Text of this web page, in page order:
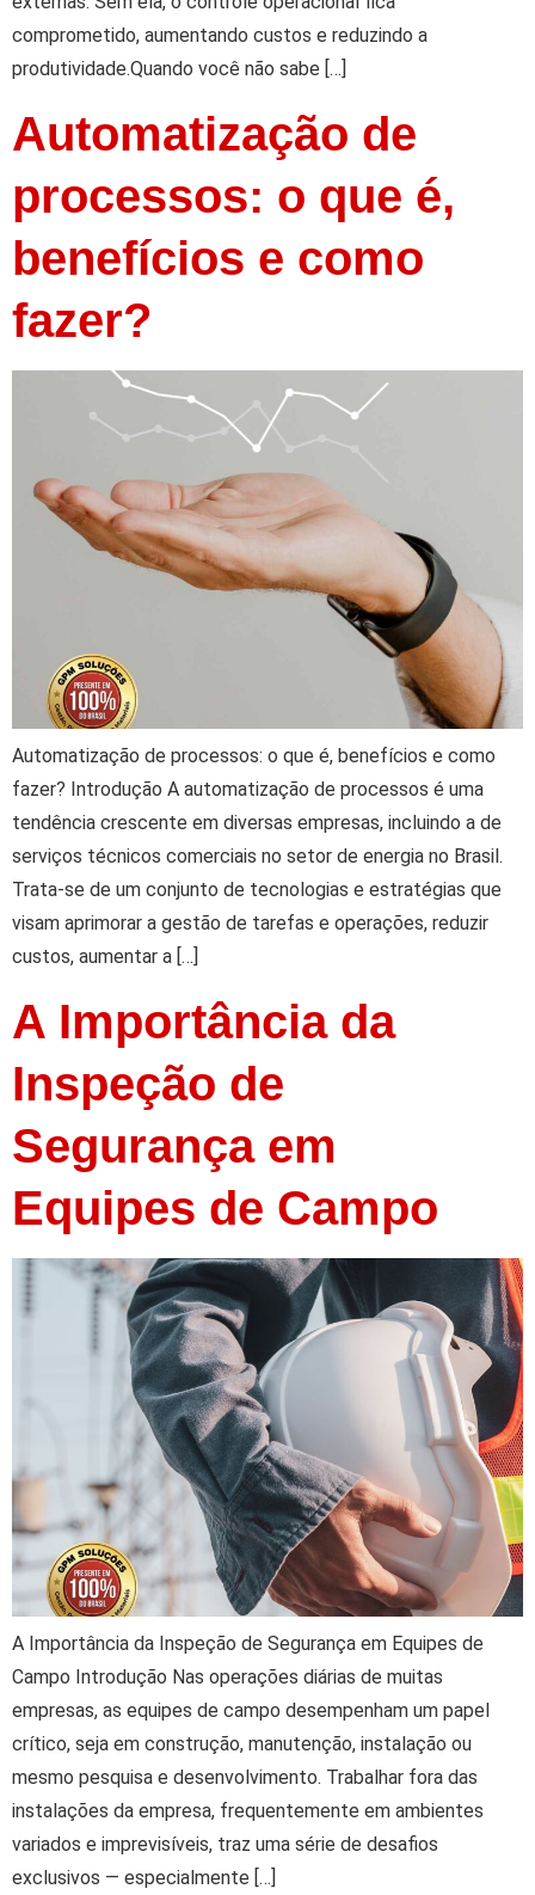
comprometido, aumentando custos e reduzindo a
produtividade.Quando você não sabe […]
Automatização de
processos: o que é,
benefícios e como
fazer?
Automatização de processos: o que é, benefícios e como
fazer? Introdução A automatização de processos é uma
tendência crescente em diversas empresas, incluindo a de
serviços técnicos comerciais no setor de energia no Brasil.
Trata-se de um conjunto de tecnologias e estratégias que
visam aprimorar a gestão de tarefas e operações, reduzir
custos, aumentar a […]
A Importância da
Inspeção de
Segurança em
Equipes de Campo
A Importância da Inspeção de Segurança em Equipes de
Campo Introdução Nas operações diárias de muitas
empresas, as equipes de campo desempenham um papel
crítico, seja em construção, manutenção, instalação ou
mesmo pesquisa e desenvolvimento. Trabalhar fora das
instalações da empresa, frequentemente em ambientes
variados e imprevisíveis, traz uma série de desafios
exclusivos — especialmente […]